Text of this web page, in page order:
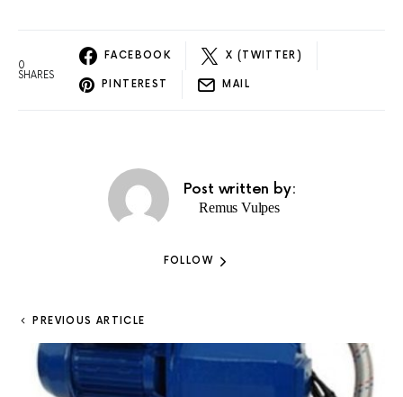
0
SHARES
FACEBOOK X (TWITTER)
PINTEREST MAIL
Post written by:
Remus Vulpes
FOLLOW
PREVIOUS ARTICLE